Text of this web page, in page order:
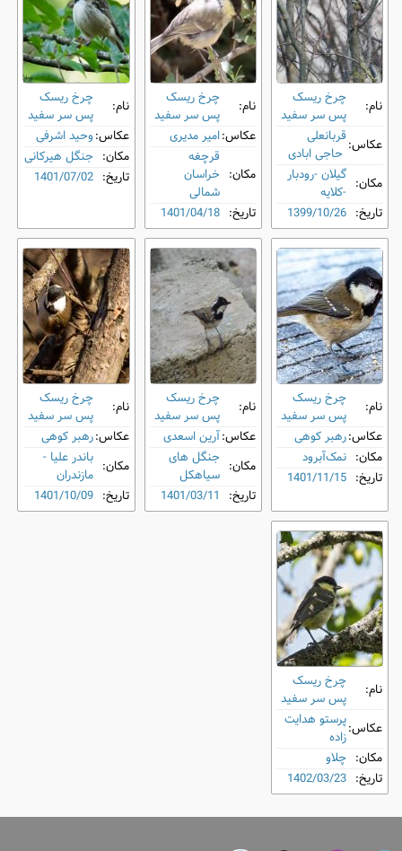
نام:
چرخ ‌ریسک
پس ‌سر سفید
عکاس:قربانعلی
حاجی ابادی
مکان: گیلان -رودبار
-کلایه
تاریخ: 1399/10/26
نام:
چرخ ‌ریسک
پس ‌سر سفید
عکاس:امیر مدیری
مکان:
قرچغه
خراسان
شمالی
تاریخ: 1401/04/18
نام:
چرخ ‌ریسک
پس ‌سر سفید
عکاس:وحید اشرفی
مکان: جنگل هیرکانی
تاریخ: 1401/07/02
نام:
چرخ ‌ریسک
پس ‌سر سفید
عکاس:رهبر کوهی
مکان: نمک‌آبرود
تاریخ: 1401/11/15
نام:
چرخ ‌ریسک
پس ‌سر سفید
عکاس:آرین اسعدی
مکان: جنگل های
سیاهکل
تاریخ: 1401/03/11
نام:
چرخ ‌ریسک
پس ‌سر سفید
عکاس:رهبر کوهی
مکان: باندر علیا -
مازندران
تاریخ: 1401/10/09
نام:
چرخ ‌ریسک
پس ‌سر سفید
عکاس:پرستو هدایت
زاده
مکان: چلاو
تاریخ: 1402/03/23